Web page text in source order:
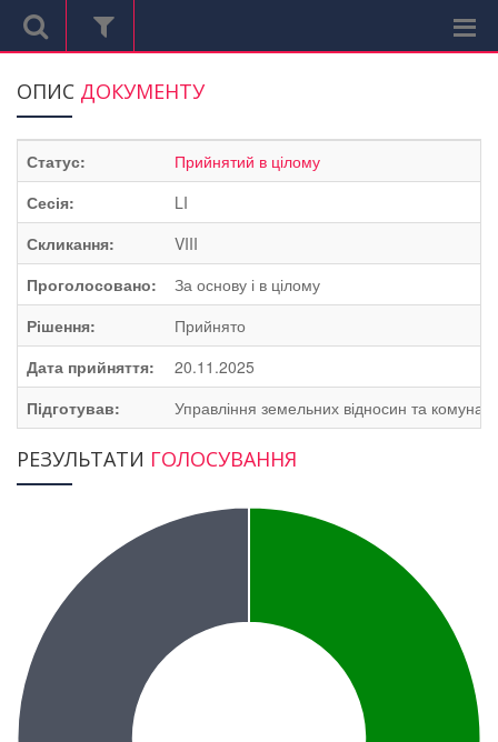
ОПИС ДОКУМЕНТУ
Статус:
Прийнятий в цілому
Сесія:
LI
Скликання:
VIII
Проголосовано:
За основу і в цілому
Рішення:
Прийнято
Дата прийняття:
20.11.2025
Підготував:
Управління земельних відносин та
РЕЗУЛЬТАТИ ГОЛОСУВАННЯ